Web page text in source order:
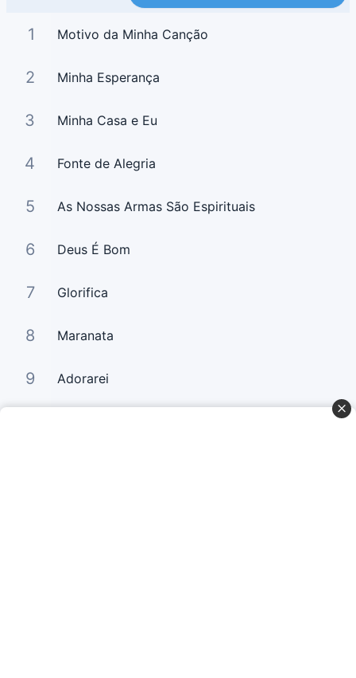
1 Motivo da Minha Canção
2 Minha Esperança
3 Minha Casa e Eu
4 Fonte de Alegria
5 As Nossas Armas São Espirituais
6 Deus É Bom
7 Glorifica
8 Maranata
9 Adorarei